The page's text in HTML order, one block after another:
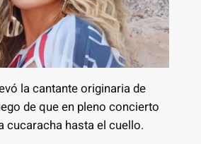
la cantante originaria de
de que en pleno concierto
cucaracha hasta el cuello.